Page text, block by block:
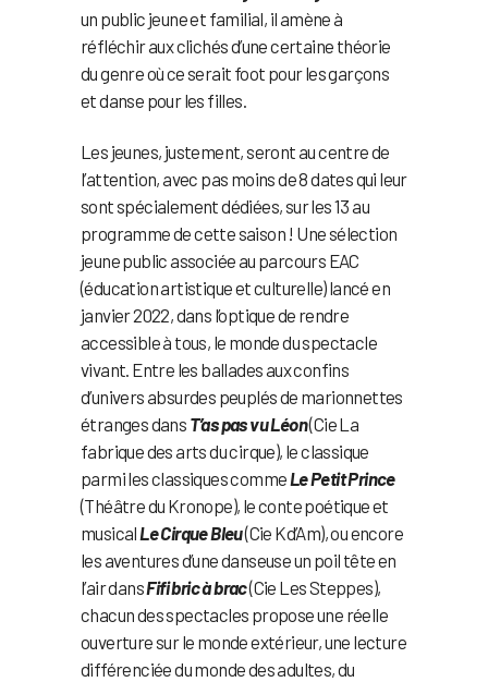
un public jeune et familial, il amène à
réfléchir aux clichés d’une certaine théorie
du genre où ce serait foot pour les garçons
et danse pour les filles.
Les jeunes, justement, seront au centre de
l’attention, avec pas moins de 8 dates qui leur
sont spécialement dédiées, sur les 13 au
programme de cette saison ! Une sélection
jeune public associée au parcours EAC
(éducation artistique et culturelle) lancé en
janvier 2022, dans l’optique de rendre
accessible à tous, le monde du spectacle
vivant. Entre les ballades aux confins
d’univers absurdes peuplés de marionnettes
étranges dans T’as pas vu Léon(Cie La
fabrique des arts du cirque), le classique
parmi les classiques commeLe Petit Prince
(Théâtre du Kronope), le conte poétique et
musicalLe Cirque Bleu(Cie Kd’Am), ou encore
les aventures d’une danseuse un poil tête en
l’air dansFifi bric à brac(Cie Les Steppes),
chacun des spectacles propose une réelle
ouverture sur le monde extérieur, une lecture
différenciée du monde des adultes, du